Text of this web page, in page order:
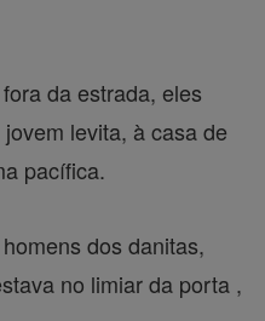
da estrada, eles
levita, à casa de
pacífica.
dos danitas,
no limiar da porta ,